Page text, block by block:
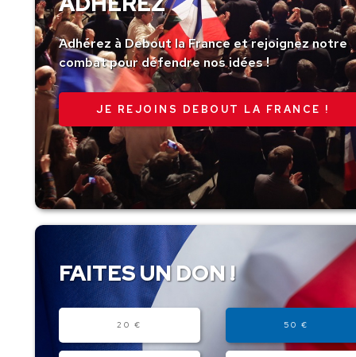
Adhérez à Debout la France et rejoignez notre
combat pour défendre nos idées !
JE REJOINS DEBOUT LA FRANCE !
FAITES UN DON !
20 € 50 €